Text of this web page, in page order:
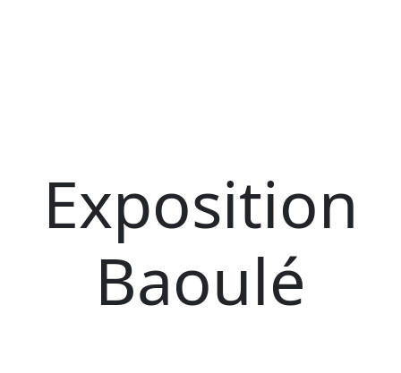
Exposition
Baoulé